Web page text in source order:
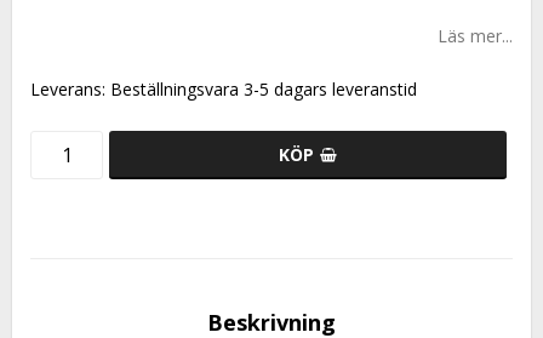
Läs mer...
Leverans: Beställningsvara 3-5 dagars leveranstid
KÖP
Beskrivning